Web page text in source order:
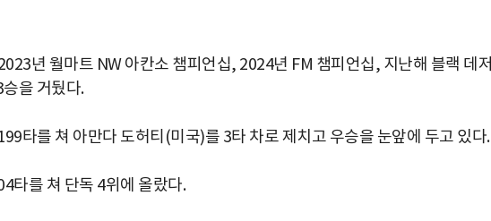
년 월마트 NW 아칸소 챔피언십, 2024년 FM 챔피언십, 지난해 블랙 데저
을 거뒀다.
타를 쳐 아만다 도허티(미국)를 3타 차로 제치고 우승을 눈앞에 두고 있다.
타를 쳐 단독 4위에 올랐다.